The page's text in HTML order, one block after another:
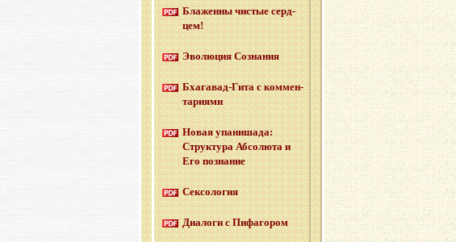
Бла­жен­ны чи­стые серд­
цем!
Эво­лю­ция Со­зна­ния
Бха­га­вад-Ги­та с ком­мен­
та­ри­я­ми
Новая упа­ни­ша­да:
Струк­ту­ра Аб­со­лю­та и
Его по­зна­ние
Сек­со­ло­гия
Диа­ло­ги с Пи­фа­го­ром